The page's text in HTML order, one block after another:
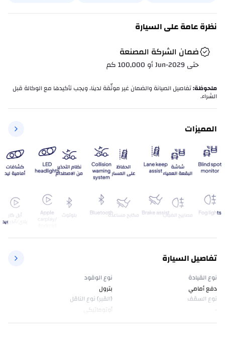
نظرة عامة على السيارة
ضمان الشركة المصنعة
حتى Jun-2029 أو 100,000 كم
ملحوظة:تفاصيل الصيانة والضمان غير موثّقة لدينا، ويجب تأكيدها مع الوكالة قبل
الشراء.
المميزات
تفاصيل السيارة
نوع القيادة
دفع أمامي
نوع الوقود
بترول
نوع السقف
(القير) نوع الناقل
أوتوماتيكي